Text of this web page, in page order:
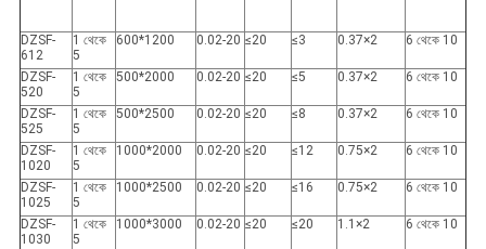
DZSF-
612
1 থেকে
5
600*1200 0.02-20 ≤20 ≤3 0.37×2 6 থেকে 10
DZSF-
520
1 থেকে
5
500*2000 0.02-20 ≤20 ≤5 0.37×2 6 থেকে 10
DZSF-
525
1 থেকে
5
500*2500 0.02-20 ≤20 ≤8 0.37×2 6 থেকে 10
DZSF-
1020
1 থেকে
5
1000*2000 0.02-20 ≤20 ≤12 0.75×2 6 থেকে 10
DZSF-
1025
1 থেকে
5
1000*2500 0.02-20 ≤20 ≤16 0.75×2 6 থেকে 10
DZSF-
1030
1 থেকে
5
1000*3000 0.02-20 ≤20 ≤20 1.1×2 6 থেকে 10